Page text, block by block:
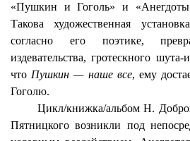
«Пушкин и Гоголь» и
Такова художественная
согласно его поэтике,
издевательства, гротескного
что Пушкин — наше все, ему
Гоголю.
Цикл/книжка/альбом Н.
Пятницкого возникли под